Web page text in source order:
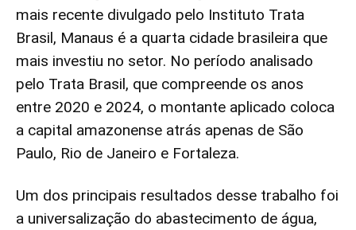
mais recente divulgado pelo Instituto Trata
Brasil, Manaus é a quarta cidade brasileira que
mais investiu no setor. No período analisado
pelo Trata Brasil, que compreende os anos
entre 2020 e 2024, o montante aplicado coloca
a capital amazonense atrás apenas de São
Paulo, Rio de Janeiro e Fortaleza.
Um dos principais resultados desse trabalho foi
a universalização do abastecimento de água,